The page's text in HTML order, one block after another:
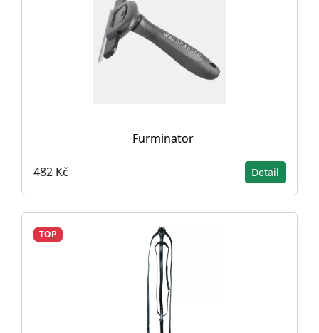
Furminator
482 Kč Detail
TOP